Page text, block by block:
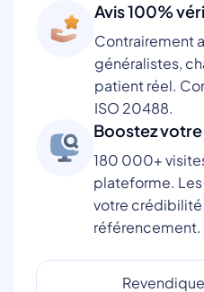
Avis 100%
Contrairement
généralistes,
patient réel.
ISO 20488.
Boostez
180 000+
plateforme.
votre crédibilité
référencement.